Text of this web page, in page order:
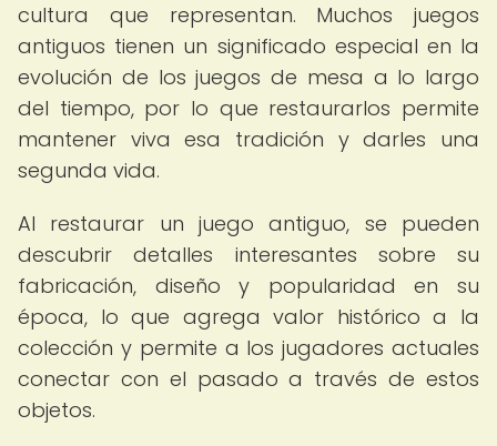
cultura que representan. Muchos juegos
antiguos tienen un significado especial en la
evolución de los juegos de mesa a lo largo
del tiempo, por lo que restaurarlos permite
mantener viva esa tradición y darles una
segunda vida.
Al restaurar un juego antiguo, se pueden
descubrir detalles interesantes sobre su
fabricación, diseño y popularidad en su
época, lo que agrega valor histórico a la
colección y permite a los jugadores actuales
conectar con el pasado a través de estos
objetos.